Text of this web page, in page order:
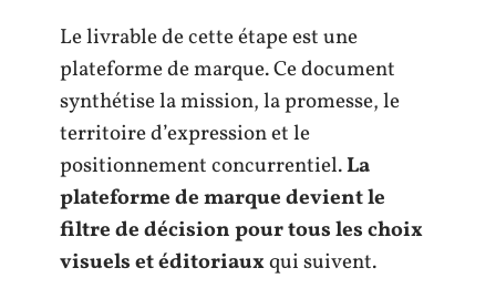
Le livrable de cette étape est une
plateforme de marque. Ce document
synthétise la mission, la promesse, le
territoire d’expression et le
positionnement concurrentiel.La
plateforme de marque devient le
filtre de décision pour tous les choix
visuels et éditoriauxqui suivent.